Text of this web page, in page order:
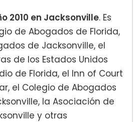
2010 en Jacksonville. Es
de Abogados de Florida,
de Jacksonville, el
de los Estados Unidos
de Florida, el Inn of Court
el Colegio de Abogados
la Asociación de
y otras